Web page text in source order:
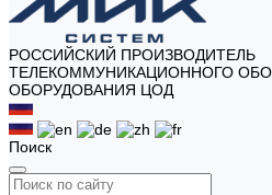
РОССИЙСКИЙ ПРОИЗВОДИТЕЛЬ
ТЕЛЕКОММУНИКАЦИОННОГО
ОБОРУДОВАНИЯ ЦОД
Поиск